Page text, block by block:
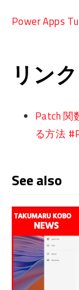
Power Apps
リンク
Patch 関
る方法
See also